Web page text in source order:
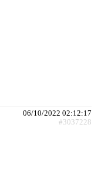
06/10/2022 02:12:17
#3037228